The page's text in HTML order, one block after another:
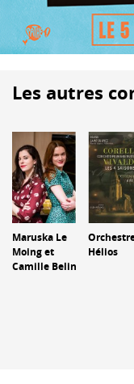
Les autres
Maruska Le
Moing et
Camille Belin
Hélios